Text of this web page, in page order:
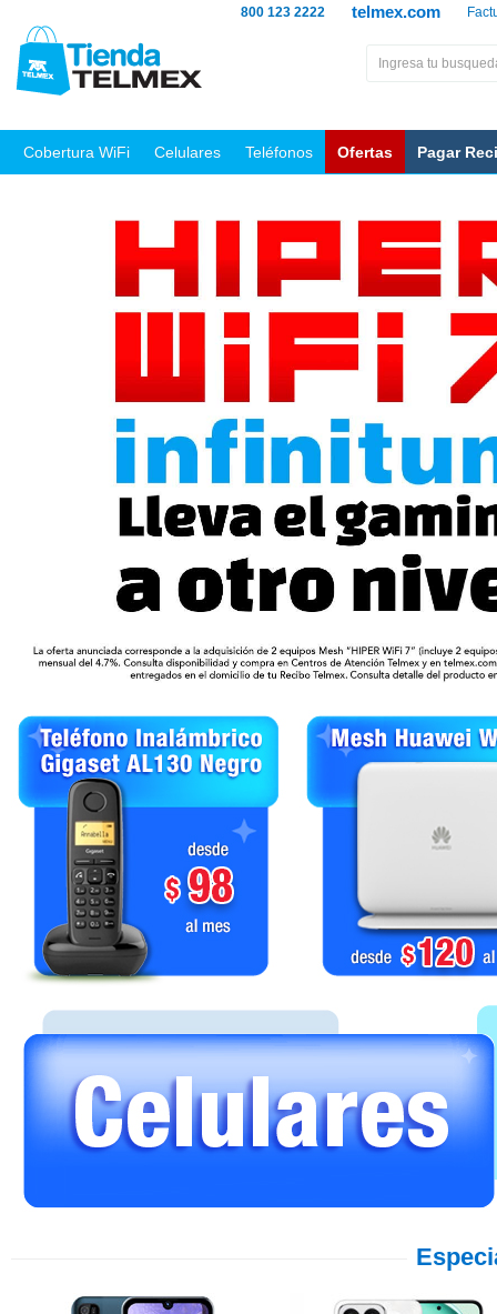
telmex.com
800 123 2222
Cobertura WiFi Celulares Teléfonos Ofertas Pagar